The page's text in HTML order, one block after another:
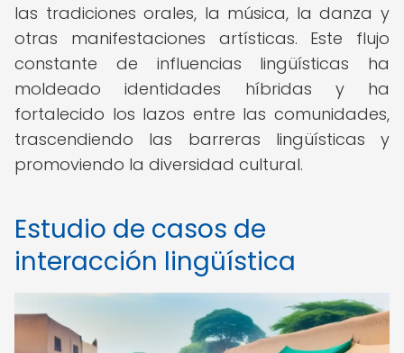
las tradiciones orales, la música, la danza y
otras manifestaciones artísticas. Este flujo
constante de influencias lingüísticas ha
moldeado identidades híbridas y ha
fortalecido los lazos entre las comunidades,
trascendiendo las barreras lingüísticas y
promoviendo la diversidad cultural.
Estudio de casos de
interacción lingüística